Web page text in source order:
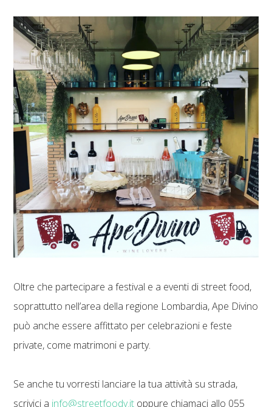
Oltre che partecipare a festival e a eventi di street food,
soprattutto nell’area della regione Lombardia, Ape Divino
può anche essere affittato per celebrazioni e feste
private, come matrimoni e party.
Se anche tu vorresti lanciare la tua attività su strada,
scrivici a info@streetfoody.it oppure chiamaci allo 055